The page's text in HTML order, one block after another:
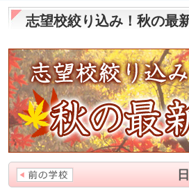
志望校絞り込み！秋の最